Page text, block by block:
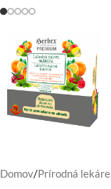
Domov/Prírodná